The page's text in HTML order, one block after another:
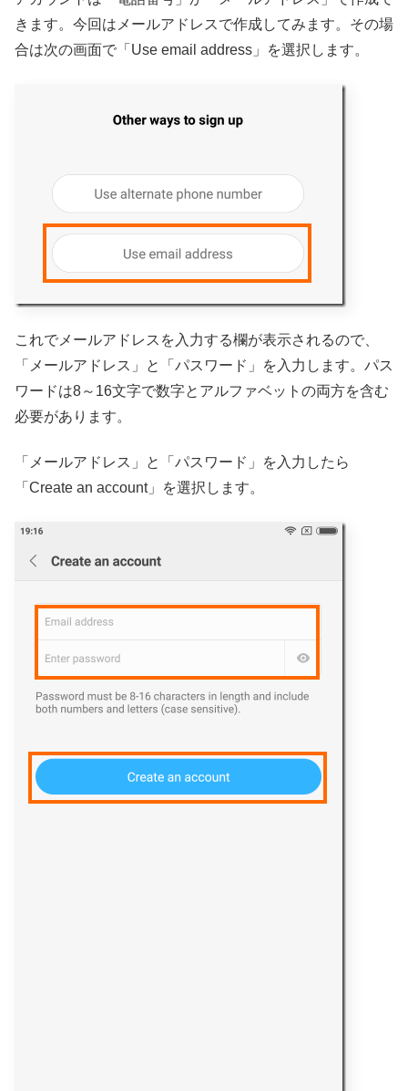
きます。今回はメールアドレスで作成してみます。その場
合は次の画面で「Use email address」を選択します。
これでメールアドレスを入力する欄が表示されるので、
「メールアドレス」と「パスワード」を入力します。パス
ワードは8～16文字で数字とアルファベットの両方を含む
必要があります。
「メールアドレス」と「パスワード」を入力したら
「Create an account」を選択します。